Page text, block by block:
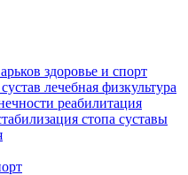
здоровье и спорт
лечебная физкультура
реабилитация
стопа суставы